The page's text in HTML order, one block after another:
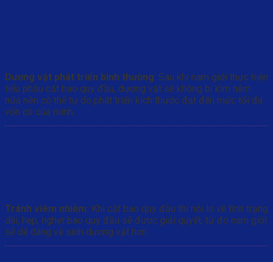
Dương vật phát triển bình thường: Sau khi nam giới thực hiện
tiểu phẫu cắt bao quy đầu, dương vật sẽ không bị kìm hãm
nữa nên có thể tự do phát triển kích thước đạt đến mức tối đa
vốn có của mình.
Tránh viêm nhiễm: Khi cắt bao quy đầu thì nỗi lo về tình trạng
dài, hẹp, nghẹt bao quy đầu sẽ được giải quyết, từ đó nam giới
sẽ dễ dàng vệ sinh dương vật hơn.